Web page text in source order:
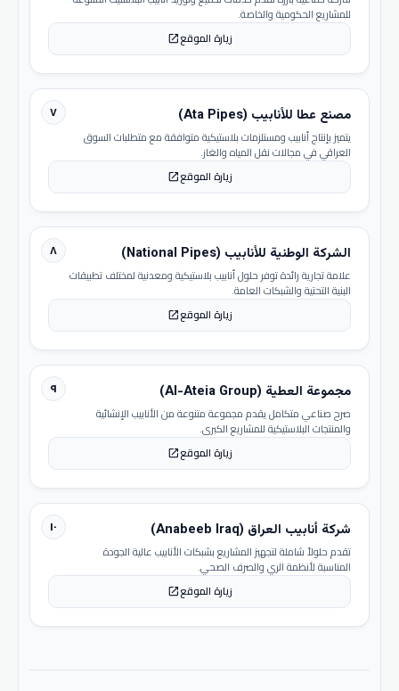
للمشاريع الحكومية والخاصة.
زيارة الموقعopen_in_new
٧ مصنع عطا للأنابيب (Ata Pipes)
يتميز بإنتاج أنابيب ومستلزمات بلاستيكية متوافقة مع متطلبات السوق
العراقي في مجالات نقل المياه والغاز.
زيارة الموقعopen_in_new
٨ الشركة الوطنية للأنابيب (National Pipes)
علامة تجارية رائدة توفر حلول أنابيب بلاستيكية ومعدنية لمختلف تطبيقات
البنية التحتية والشبكات العامة.
زيارة الموقعopen_in_new
٩ مجموعة العطية (Al-Ateia Group)
صرح صناعي متكامل يقدم مجموعة متنوعة من الأنابيب الإنشائية
والمنتجات البلاستيكية للمشاريع الكبرى.
زيارة الموقعopen_in_new
١٠ شركة أنابيب العراق (Anabeeb Iraq)
تقدم حلولاً شاملة لتجهيز المشاريع بشبكات الأنابيب عالية الجودة
المناسبة لأنظمة الري والصرف الصحي.
زيارة الموقعopen_in_new